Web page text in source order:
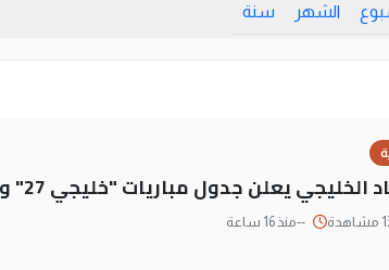
الشهر سنة
الخليجي يعلن جدول مباريات "خليجي 27" وأولى مواجهات العراق
--منذ 16 ساعة